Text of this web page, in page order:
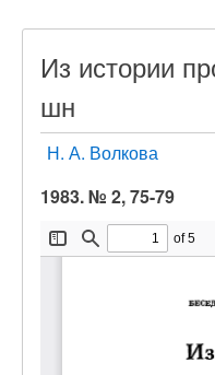
Из истории
шн
Н. А. Волкова
1983. № 2, 75-79